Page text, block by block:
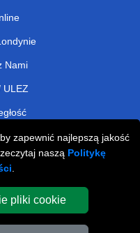
zapewnić najlepszą jakość
naszą Politykę
pliki cookie
Nami
ULEZ